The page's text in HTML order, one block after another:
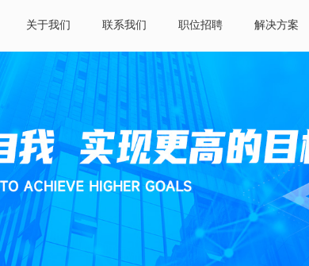
关于我们 联系我们 职位招聘 解决方案